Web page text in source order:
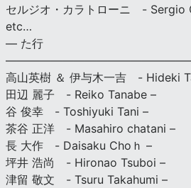
セルジオ・カラトローニ - Sergio
etc…
— た行
高山英樹 ＆ 伊与木一吉 - Hideki
田辺 麗子 - Reiko Tanabe –
谷 俊幸 - Toshiyuki Tani –
茶谷 正洋 - Masahiro chatani –
長 大作 - Daisaku Choｈ –
坪井 浩尚 - Hironao Tsuboi –
津留 敬文 - Tsuru Takahumi –